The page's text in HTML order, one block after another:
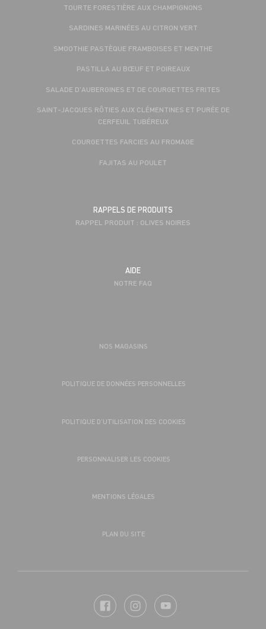
TOURTE FORESTIÈRE AUX CHAMPIGNONS
SARDINES MARINÉES AU CITRON VERT
SMOOTHIE PASTÈQUE FRAMBOISES ET MENTHE
PASTILLA AU BŒUF ET POIREAUX
SALADE D'AUBERGINES ET DE COURGETTES FRITES
SAINT-JACQUES RÔTIES AUX CLÉMENTINES ET PURÉE DE
CERFEUIL TUBÉREUX
COURGETTES FARCIES AU FROMAGE
FAJITAS AU POULET
RAPPELS DE PRODUITS
RAPPEL PRODUIT : OLIVES NOIRES
AIDE
NOTRE FAQ
NOS MAGASINS
POLITIQUE DE DONNÉES PERSONNELLES
POLITIQUE D’UTILISATION DES COOKIES
PERSONNALISER LES COOKIES
MENTIONS LÉGALES
PLAN DU SITE